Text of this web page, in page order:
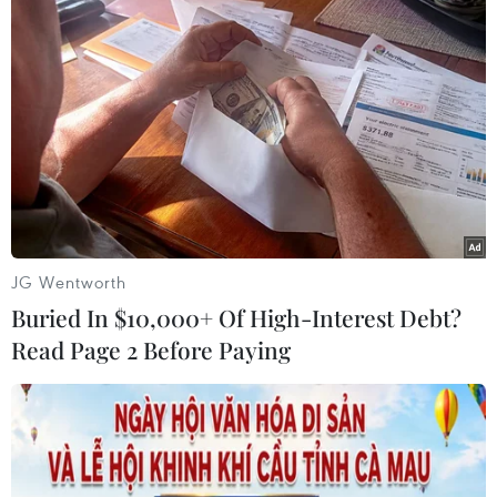
đảm bảo không gây ô nhiễm môi trường.
Cơ quan cảnh sát điều tra, Công an thành phố
Lào Cai đang hoàn thiện hồ sơ để xử lý các đối
tượng theo quy định của pháp luật./.
(TTXVN/Vietnam+)
JG Wentworth
Buried In $10,000+ Of High-Interest Debt?
Read Page 2 Before Paying